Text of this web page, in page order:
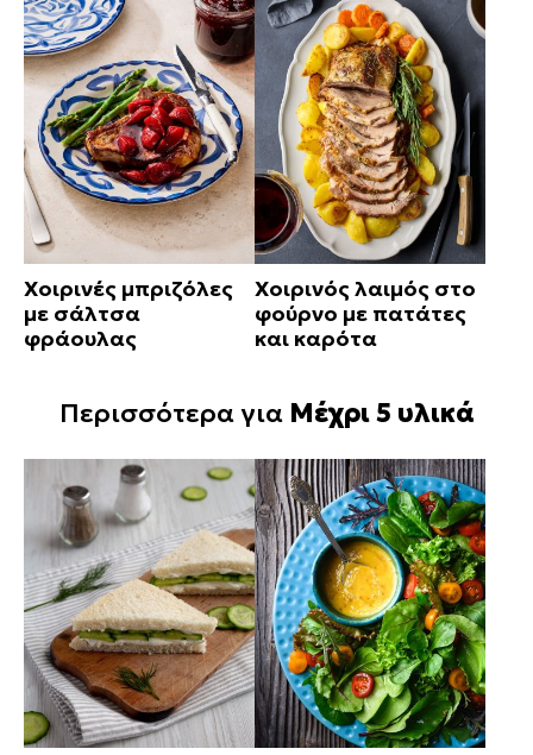
Χοιρινές μπριζόλες
με σάλτσα
φράουλας
Χοιρινός λαιμός στο
φούρνο με πατάτες
και καρότα
Περισσότερα για Μέχρι 5 υλικά